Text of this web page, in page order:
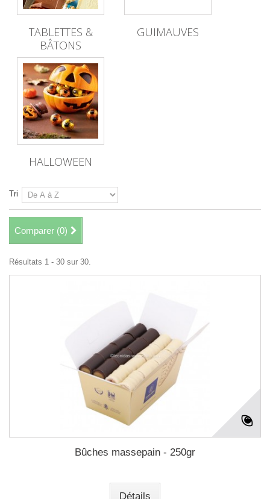
TABLETTES &
BÂTONS
GUIMAUVES
HALLOWEEN
Tri
Comparer (0)
Résultats 1 - 30 sur 30.
Bûches massepain - 250gr
Détails